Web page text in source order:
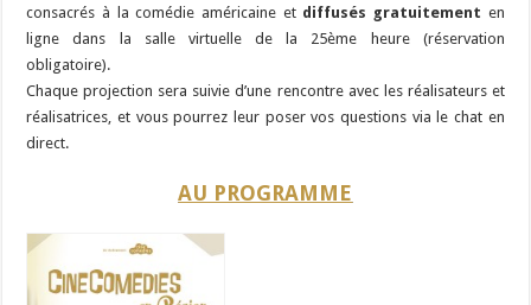
consacrés à la comédie américaine et diffusés gratuitement en
ligne dans la salle virtuelle de la 25ème heure (réservation
obligatoire).
Chaque projection sera suivie d’une rencontre avec les réalisateurs et
réalisatrices, et vous pourrez leur poser vos questions via le chat en
direct.
AU PROGRAMME